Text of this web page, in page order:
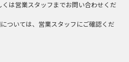
は営業スタッフまでお問い合わせくだ
ついては、営業スタッフにご確認くだ